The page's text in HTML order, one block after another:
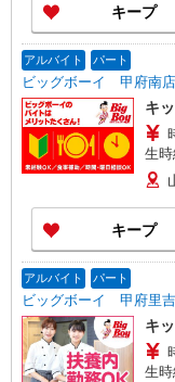
キープ
アルバイト パート
ビッグボーイ 甲府南店
キ
生
場
す。
キープ
アルバイト パート
ビッグボーイ 甲府里
キ
生